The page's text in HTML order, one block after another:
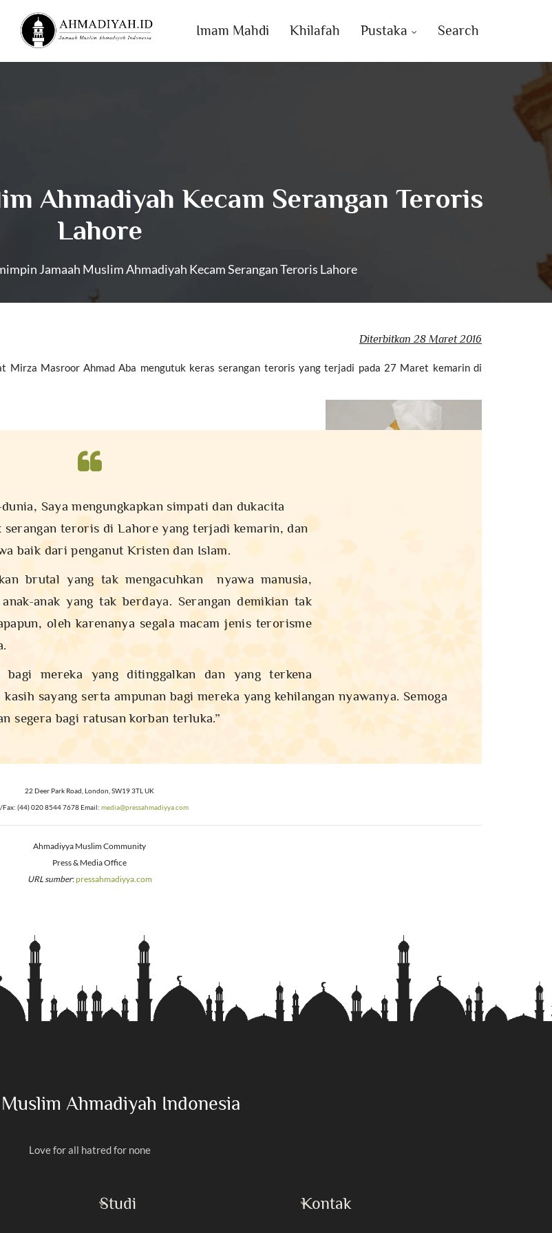
Imam Mahdi Khilafah Pustaka Search
Ahmadiyah Kecam Serangan Teroris
Lahore
Jamaah Muslim Ahmadiyah Kecam Serangan Teroris Lahore
Diterbitkan 28 Maret 2016
Mirza Masroor Ahmad Aba mengutuk keras serangan teroris yang terjadi pada 27 Maret kemarin di
Saya mengungkapkan simpati dan dukacita
serangan teroris di Lahore yang terjadi kemarin, dan
baik dari penganut Kristen dan Islam.
brutal yang tak mengacuhkan nyawa manusia,
anak yang tak berdaya. Serangan demikian tak
oleh karenanya segala macam jenis terorisme
bagi mereka yang ditinggalkan dan yang terkena
sayang serta ampunan bagi mereka yang kehilangan nyawanya. Semoga
segera bagi ratusan korban terluka.”
22 Deer Park Road, London, SW19 3TL UK
Fax: (44) 020 8544 7678 Email: media@pressahmadiyya.com
Ahmadiyya Muslim Community
Press & Media Office
URL sumber:pressahmadiyya.com
Muslim Ahmadiyah Indonesia
Love for all hatred for none
Studi Kontak